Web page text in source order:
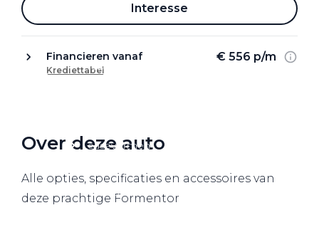
Website Pon Center Zakelijk
Leasevormen
Lease acties
Interesse
Financieren vanaf € 556 p/m
Krediettabel
Over deze auto
Alle opties, specificaties en accessoires van
deze prachtige Formentor